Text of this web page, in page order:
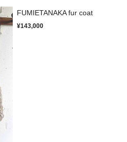
FUMIETANAKA fur coat
¥143,000